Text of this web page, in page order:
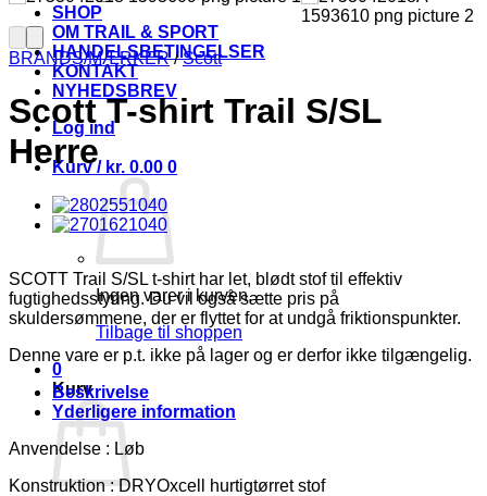
SHOP
OM TRAIL & SPORT
HANDELSBETINGELSER
KONTAKT
NYHEDSBREV
Log ind
Kurv / kr. 0.00 0
Ingen varer i kurven.
Tilbage til shoppen
0
Kurv
BRANDS/MÆRKER / Scott
Scott T-shirt Trail S/SL
Herre
SCOTT Trail S/SL t-shirt har let, blødt stof til effektiv
fugtighedsstyring. Du vil også sætte pris på
skuldersømmene, der er flyttet for at undgå friktionspunkter.
Denne vare er p.t. ikke på lager og er derfor ikke tilgængelig.
Beskrivelse
Yderligere information
Anvendelse : Løb
Konstruktion : DRYOxcell hurtigtørret stof